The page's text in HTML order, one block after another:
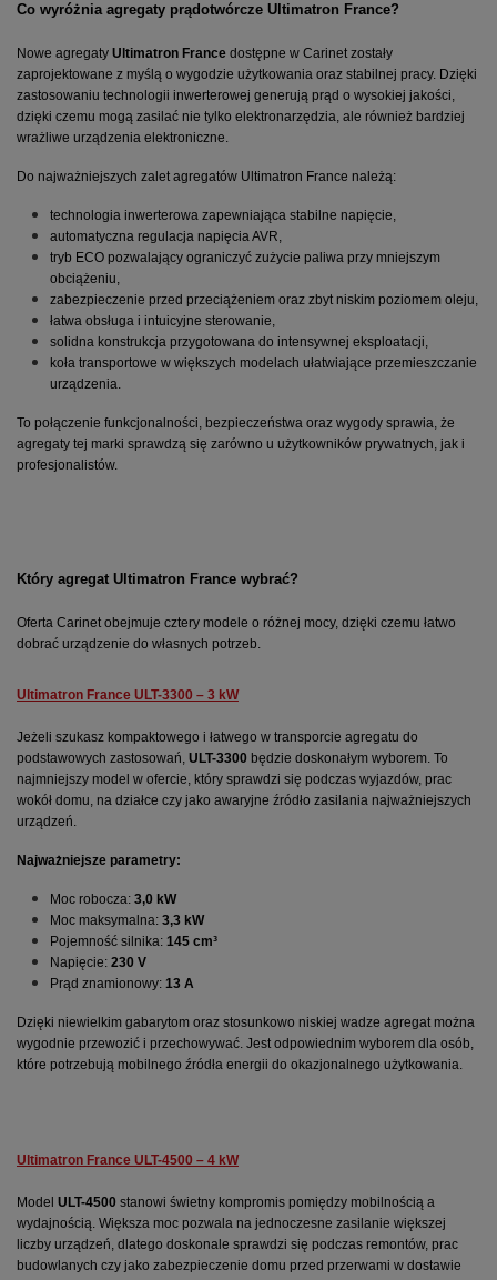
Co wyróżnia agregaty prądotwórcze Ultimatron France?
Nowe agregaty Ultimatron France dostępne w Carinet zostały
zaprojektowane z myślą o wygodzie użytkowania oraz stabilnej pracy. Dzięki
zastosowaniu technologii inwerterowej generują prąd o wysokiej jakości,
dzięki czemu mogą zasilać nie tylko elektronarzędzia, ale również bardziej
wrażliwe urządzenia elektroniczne.
Do najważniejszych zalet agregatów Ultimatron France należą:
technologia inwerterowa zapewniająca stabilne napięcie,
automatyczna regulacja napięcia AVR,
tryb ECO pozwalający ograniczyć zużycie paliwa przy mniejszym
obciążeniu,
zabezpieczenie przed przeciążeniem oraz zbyt niskim poziomem oleju,
łatwa obsługa i intuicyjne sterowanie,
solidna konstrukcja przygotowana do intensywnej eksploatacji,
koła transportowe w większych modelach ułatwiające przemieszczanie
urządzenia.
To połączenie funkcjonalności, bezpieczeństwa oraz wygody sprawia, że
agregaty tej marki sprawdzą się zarówno u użytkowników prywatnych, jak i
profesjonalistów.
Który agregat Ultimatron France wybrać?
Oferta Carinet obejmuje cztery modele o różnej mocy, dzięki czemu łatwo
dobrać urządzenie do własnych potrzeb.
Ultimatron France ULT-3300 – 3 kW
Jeżeli szukasz kompaktowego i łatwego w transporcie agregatu do
podstawowych zastosowań, ULT-3300 będzie doskonałym wyborem. To
najmniejszy model w ofercie, który sprawdzi się podczas wyjazdów, prac
wokół domu, na działce czy jako awaryjne źródło zasilania najważniejszych
urządzeń.
Najważniejsze parametry:
Moc robocza: 3,0 kW
Moc maksymalna: 3,3 kW
Pojemność silnika: 145 cm³
Napięcie: 230 V
Prąd znamionowy: 13 A
Dzięki niewielkim gabarytom oraz stosunkowo niskiej wadze agregat można
wygodnie przewozić i przechowywać. Jest odpowiednim wyborem dla osób,
które potrzebują mobilnego źródła energii do okazjonalnego użytkowania.
Ultimatron France ULT-4500 – 4 kW
Model ULT-4500 stanowi świetny kompromis pomiędzy mobilnością a
wydajnością. Większa moc pozwala na jednoczesne zasilanie większej
liczby urządzeń, dlatego doskonale sprawdzi się podczas remontów, prac
budowlanych czy jako zabezpieczenie domu przed przerwami w dostawie